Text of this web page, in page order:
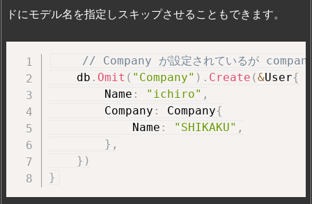
ドにモデル名を指定しスキップさせることもできます。
// Company が設定されているが
    db
. Omit ( "Company" ) . Create (&User{
        Name
: "ichiro" ,
        Company
: Company{
            Name
: "SHIKAKU" ,
} ,
} )
}